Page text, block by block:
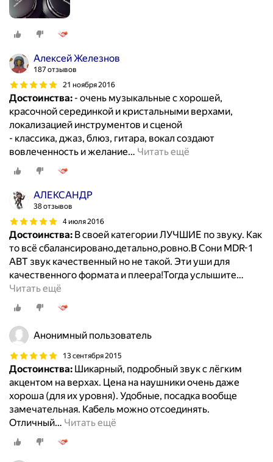
Алексей Железнов
187 отзывов
21 ноября 2016
Достоинства: - очень музыкальные с хорошей,
красочной серединкой и кристальными верхами,
локализацией инструментов и сценой
- классика, джаз, блюз, гитара, вокал создают
вовлеченность и желание… Читать ещё
АЛЕКСАНДР
38 отзывов
4 июля 2016
Достоинства: В своей категории ЛУЧШИЕ по звуку. Как
то всё сбалансировано,детально,ровно.В Сони MDR-1
ABT звук качественный но не такой. Эти уши для
качественного формата и плеера!Тогда услышите…
Читать ещё
Анонимный пользователь
13 сентября 2015
Достоинства: Шикарный, подробный звук с лёгким
акцентом на верхах. Цена на наушники очень даже
хороша (для их уровня). Удобные, посадка вообще
замечательная. Кабель можно отсоединять.
Отличный… Читать ещё